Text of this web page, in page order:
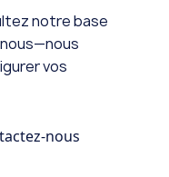
notre base
vos
nous